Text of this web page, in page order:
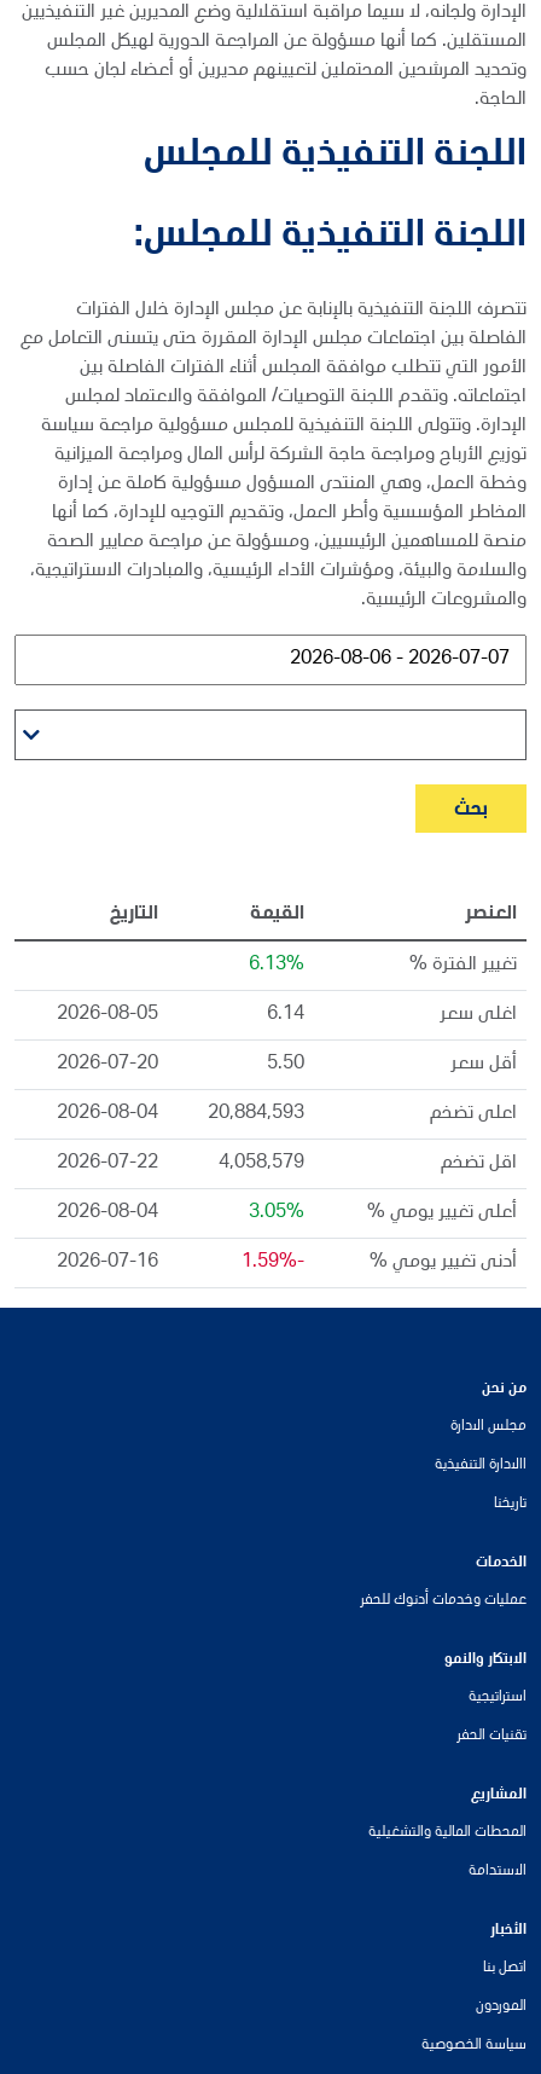
الإدارة ولجانه، لا سيما مراقبة استقلالية وضع المديرين غير التنفيذيين
المستقلين. كما أنها مسؤولة عن المراجعة الدورية لهيكل المجلس
وتحديد المرشحين المحتملين لتعيينهم مديرين أو أعضاء لجان حسب
الحاجة.
اللجنة التنفيذية للمجلس
اللجنة التنفيذية للمجلس:
تتصرف اللجنة التنفيذية بالإنابة عن مجلس الإدارة خلال الفترات
الفاصلة بين اجتماعات مجلس الإدارة المقررة حتى يتسنى التعامل مع
الأمور التي تتطلب موافقة المجلس أثناء الفترات الفاصلة بين
اجتماعاته. وتقدم اللجنة التوصيات/ الموافقة والاعتماد لمجلس
الإدارة. وتتولى اللجنة التنفيذية للمجلس مسؤولية مراجعة سياسة
توزيع الأرباح ومراجعة حاجة الشركة لرأس المال ومراجعة الميزانية
وخطة العمل، وهي المنتدى المسؤول مسؤولية كاملة عن إدارة
المخاطر المؤسسية وأطر العمل، وتقديم التوجيه للإدارة، كما أنها
منصة للمساهمين الرئيسيين، ومسؤولة عن مراجعة معايير الصحة
والسلامة والبيئة، ومؤشرات الأداء الرئيسية، والمبادرات الاستراتيجية،
والمشروعات الرئيسية.
بحث
العنصر القيمة التاريخ
تغيير الفترة % 6.13%
اغلى سعر 6.14
2026-08-05
أقل سعر 5.50
2026-07-20
اعلى تضخم 20,884,593
2026-08-04
اقل تضخم 4,058,579
2026-07-22
أعلى تغيير يومي % 3.05%
2026-08-04
أدنى تغيير يومي % -1.59%
2026-07-16
من نحن
مجلس الادارة
االادارة التنفيذية
تاريخنا
الخدمات
عمليات وخدمات أدنوك للحفر
الابتكار والنمو
استراتيجية
تقنيات الحفر
المشاريع
المحطات المالية والتشغيلية
الاستدامة
الأخبار
اتصل بنا
الموردون
سياسة الخصوصية